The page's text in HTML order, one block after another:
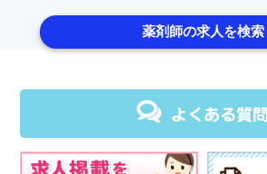
薬剤師の求人を検索
よくある質問